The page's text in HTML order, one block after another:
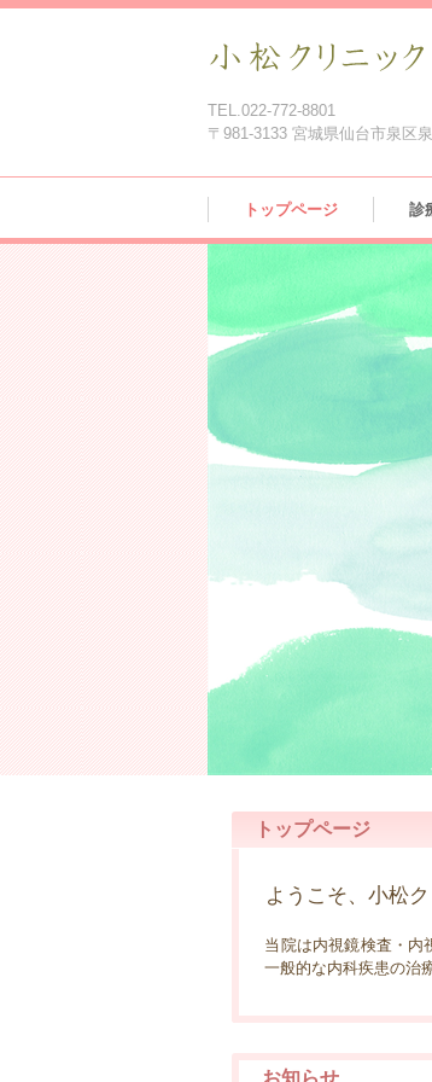
TEL.022-772-8801
〒981-3133 宮城県仙台市泉区
トップページ 診
トップページ
ようこそ、小松
当院は内視鏡検査・
一般的な内科疾患の治
お知らせ